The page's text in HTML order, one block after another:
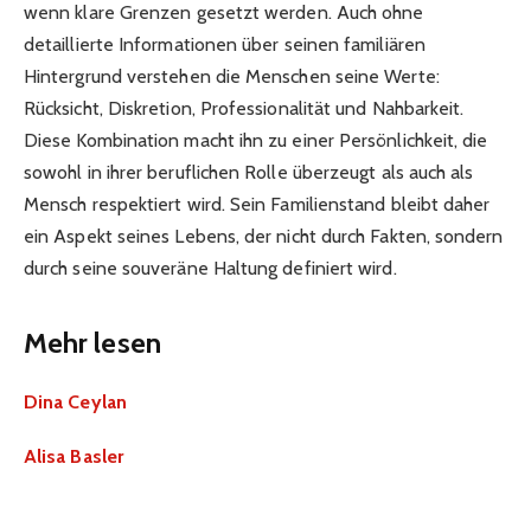
wenn klare Grenzen gesetzt werden. Auch ohne
detaillierte Informationen über seinen familiären
Hintergrund verstehen die Menschen seine Werte:
Rücksicht, Diskretion, Professionalität und Nahbarkeit.
Diese Kombination macht ihn zu einer Persönlichkeit, die
sowohl in ihrer beruflichen Rolle überzeugt als auch als
Mensch respektiert wird. Sein Familienstand bleibt daher
ein Aspekt seines Lebens, der nicht durch Fakten, sondern
durch seine souveräne Haltung definiert wird.
Mehr lesen
Dina Ceylan
Alisa Basler